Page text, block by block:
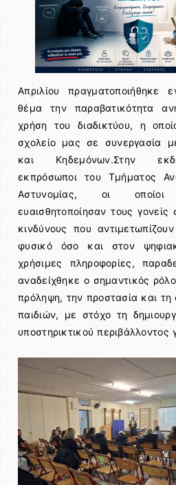
Απριλίου πραγματοποιήθηκε
θέμα την παραβατικότητα
χρήση του διαδικτύου, η
σχολείο μας σε συνεργασία
και Κηδεμόνων.Στην
εκπρόσωποι του Τμήματος
Αστυνομίας, οι
ευαισθητοποίησαν τους
κινδύνους που
φυσικό όσο και στον
χρήσιμες πληροφορίες,
αναδείχθηκε ο σημαντικός
πρόληψη, την προστασία και
παιδιών, με στόχο τη
υποστηρικτικού περιβάλλοντος